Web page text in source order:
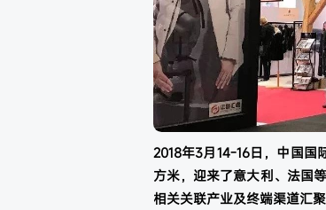
2018年3月14-16日，中国国
方米，迎来了意大利、法国
相关关联产业及终端渠道汇